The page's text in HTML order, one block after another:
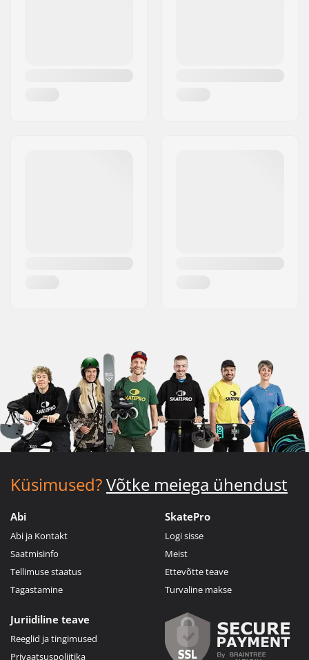
Küsimused?Võtke meiega ühendust
Abi
Abi ja Kontakt
Saatmisinfo
Tellimuse staatus
Tagastamine
SkatePro
Logi sisse
Meist
Ettevõtte teave
Turvaline makse
Juriidiline teave
Reeglid ja tingimused
Privaatsuspoliitika